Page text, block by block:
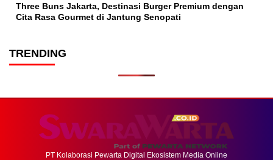
Three Buns Jakarta, Destinasi Burger Premium dengan
Cita Rasa Gourmet di Jantung Senopati
TRENDING
PT Kolaborasi Pewarta Digital Ekosistem Media Online